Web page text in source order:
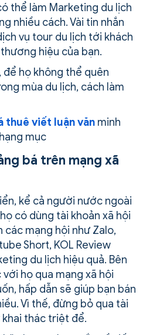
thể làm Marketing du lịch
nhiều cách. Vài tin nhắn
vụ tour du lịch tới khách
hiệu của bạn.
để họ không thể quên
mùa du lịch, cách làm
thuê viết luận văn minh
mục
bá trên mạng xã
kể cả người nước ngoài
có dùng tài khoản xã hội
các mạng hội như Zalo,
Short, KOL Review
du lịch hiệu quả. Bên
họ qua mạng xã hội
hấp dẫn sẽ giúp bạn bán
Vì thế, đừng bỏ qua tài
khai thác triệt để.